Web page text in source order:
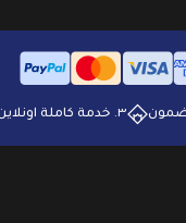
٣. ⁠خدمة كاملة اونلاين